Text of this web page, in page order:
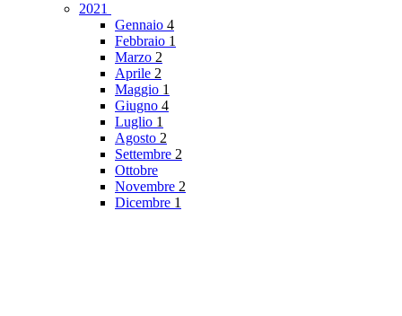
2021
Gennaio 4
Febbraio 1
Marzo 2
Aprile 2
Maggio 1
Giugno 4
Luglio 1
Agosto 2
Settembre 2
Ottobre
Novembre 2
Dicembre 1